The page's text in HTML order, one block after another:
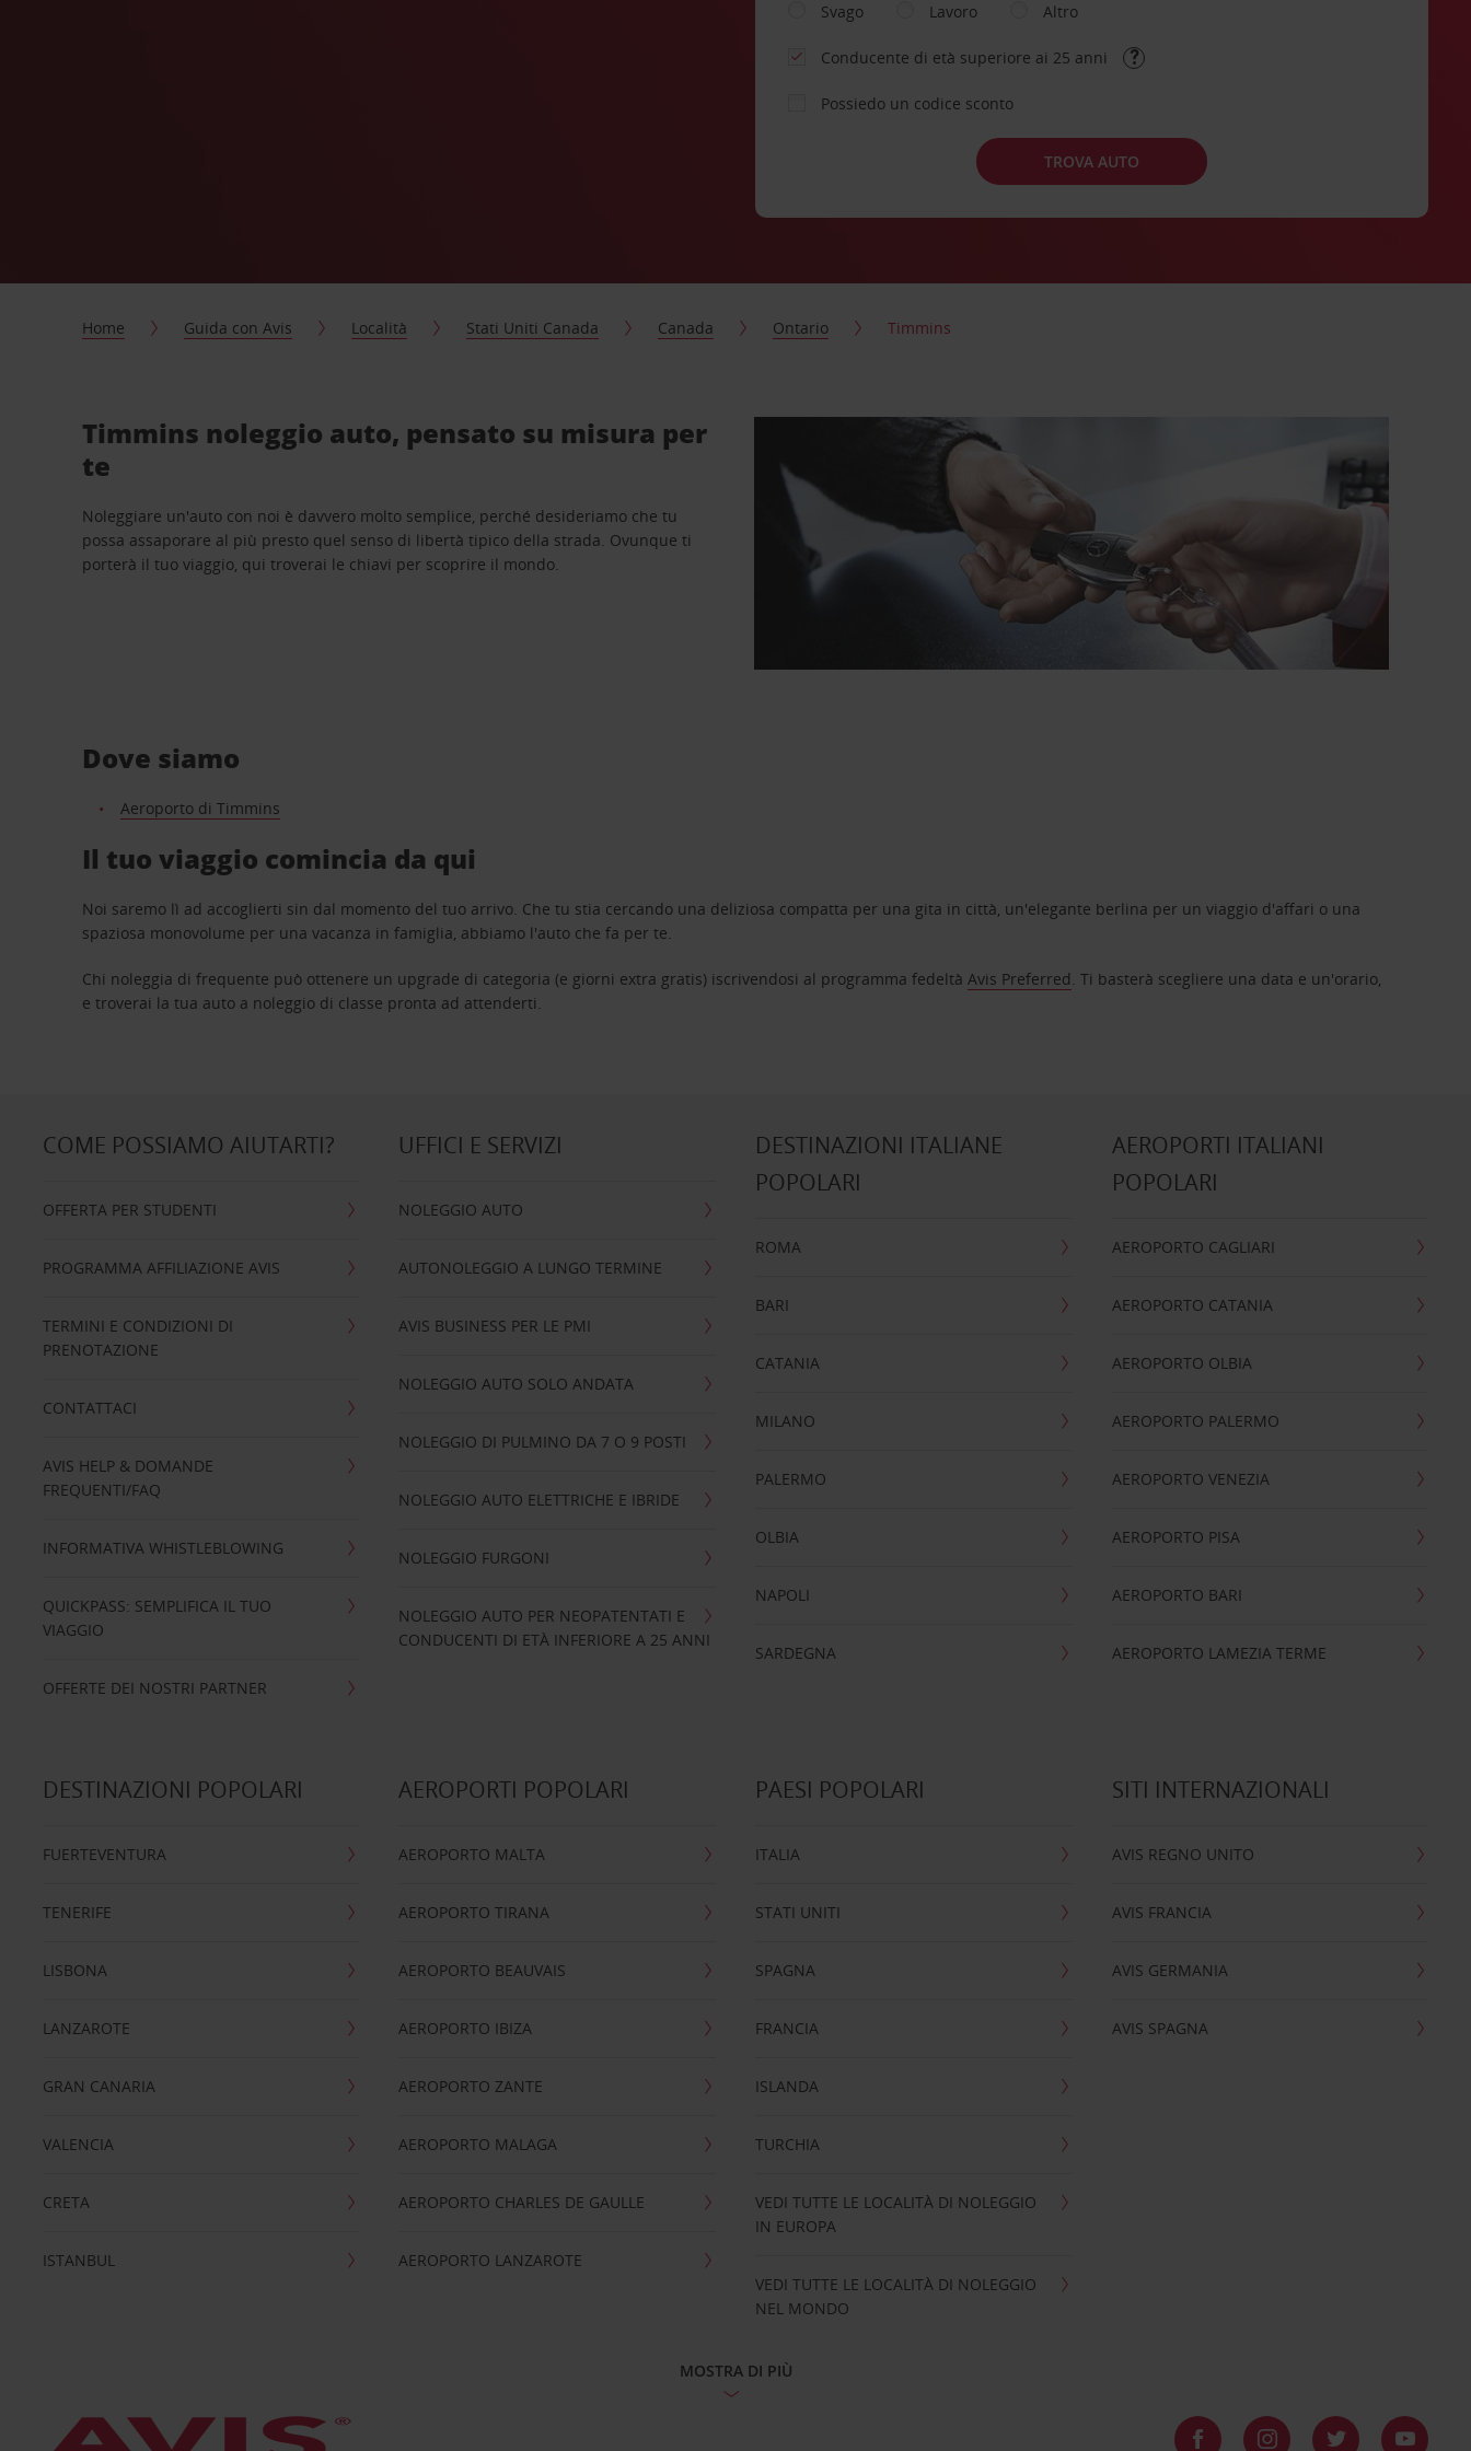
Svago
Lavoro Altro
Conducente di età superiore ai 25 anni
Possiedo un codice sconto
TROVA AUTO
Home Guida con Avis Località Stati Uniti Canada Canada Ontario Timmins
Timmins noleggio auto, pensato su misura per
te
Noleggiare un'auto con noi è davvero molto semplice, perché desideriamo che tu
possa assaporare al più presto quel senso di libertà tipico della strada. Ovunque ti
porterà il tuo viaggio, qui troverai le chiavi per scoprire il mondo.
Dove siamo
Aeroporto di Timmins
Il tuo viaggio comincia da qui
Noi saremo lì ad accoglierti sin dal momento del tuo arrivo. Che tu stia cercando una deliziosa compatta per una gita in città, un'elegante berlina per un viaggio d'affari o una
spaziosa monovolume per una vacanza in famiglia, abbiamo l'auto che fa per te.
Chi noleggia di frequente può ottenere un upgrade di categoria (e giorni extra gratis) iscrivendosi al programma fedeltàAvis Preferred. Ti basterà scegliere una data e un'orario,
e troverai la tua auto a noleggio di classe pronta ad attenderti.
COME POSSIAMO AIUTARTI?
OFFERTA PER STUDENTI
PROGRAMMA AFFILIAZIONE AVIS
TERMINI E CONDIZIONI DI
PRENOTAZIONE
CONTATTACI
AVIS HELP & DOMANDE
FREQUENTI/FAQ
INFORMATIVA WHISTLEBLOWING
QUICKPASS: SEMPLIFICA IL TUO
VIAGGIO
OFFERTE DEI NOSTRI PARTNER
UFFICI E SERVIZI
NOLEGGIO AUTO
AUTONOLEGGIO A LUNGO TERMINE
AVIS BUSINESS PER LE PMI
NOLEGGIO AUTO SOLO ANDATA
NOLEGGIO DI PULMINO DA 7 O 9 POSTI
NOLEGGIO AUTO ELETTRICHE E IBRIDE
NOLEGGIO FURGONI
NOLEGGIO AUTO PER NEOPATENTATI E
CONDUCENTI DI ETÀ INFERIORE A 25 ANNI
DESTINAZIONI ITALIANE
POPOLARI
ROMA
BARI
CATANIA
MILANO
PALERMO
OLBIA
NAPOLI
SARDEGNA
AEROPORTI ITALIANI
POPOLARI
AEROPORTO CAGLIARI
AEROPORTO CATANIA
AEROPORTO OLBIA
AEROPORTO PALERMO
AEROPORTO VENEZIA
AEROPORTO PISA
AEROPORTO BARI
AEROPORTO LAMEZIA TERME
DESTINAZIONI POPOLARI
FUERTEVENTURA
TENERIFE
LISBONA
LANZAROTE
GRAN CANARIA
VALENCIA
CRETA
ISTANBUL
AEROPORTI POPOLARI
AEROPORTO MALTA
AEROPORTO TIRANA
AEROPORTO BEAUVAIS
AEROPORTO IBIZA
AEROPORTO ZANTE
AEROPORTO MALAGA
AEROPORTO CHARLES DE GAULLE
AEROPORTO LANZAROTE
PAESI POPOLARI
ITALIA
STATI UNITI
SPAGNA
FRANCIA
ISLANDA
TURCHIA
VEDI TUTTE LE LOCALITÀ DI NOLEGGIO
IN EUROPA
VEDI TUTTE LE LOCALITÀ DI NOLEGGIO
NEL MONDO
SITI INTERNAZIONALI
AVIS REGNO UNITO
AVIS FRANCIA
AVIS GERMANIA
AVIS SPAGNA
MOSTRA DI PIÙ